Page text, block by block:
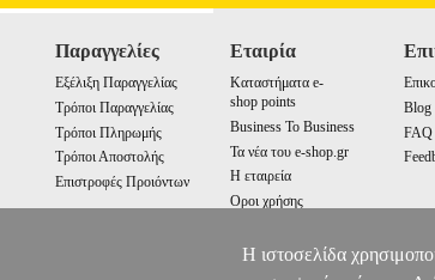
Παραγγελίες
Εξέλιξη Παραγγελίας
Τρόποι Παραγγελίας
Τρόποι Πληρωμής
Τρόποι Αποστολής
Επιστροφές Προιόντων
Εταιρία
Καταστήματα e-
shop points
Business To Business
Τα νέα του e-shop.gr
Η εταιρεία
Οροι χρήσης
Blog
FAQ
Η ιστοσελίδα